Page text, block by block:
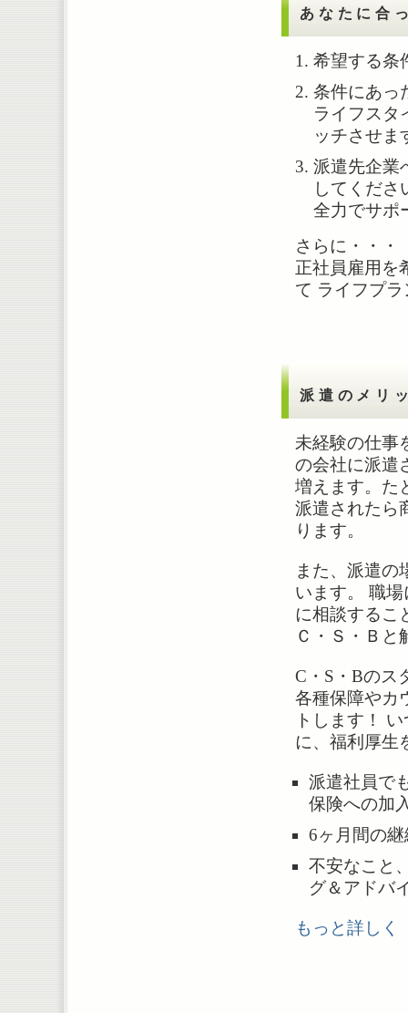
あなたに合
希望する条
条件にあっ
ライフスタ
ッチさせま
派遣先企業
してくださ
全力でサポ
さらに・・・
正社員雇用を
て ライフプ
派遣のメリ
未経験の仕事
の会社に派遣
増えます。た
派遣されたら
ります。
また、派遣の
います。 職
に相談するこ
Ｃ・Ｓ・Ｂと
C・S・Bのス
各種保障やカ
トします！
に、福利厚生
派遣社員で
保険への加
6ヶ月間の
不安なこと
グ＆アドバ
もっと詳しく